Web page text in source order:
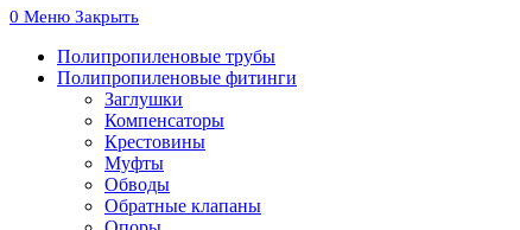
0 Меню Закрыть
Полипропиленовые трубы
Полипропиленовые фитинги
Заглушки
Компенсаторы
Крестовины
Муфты
Обводы
Обратные клапаны